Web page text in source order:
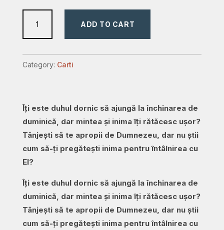
devoționale
care
ajuta
să-
ți
pregătești
inima
pentru
ADD TO CART
Category: Carti
Îți este duhul dornic să ajungă la închinarea de
duminică, dar mintea și inima îți rătăcesc ușor?
Tânjești să te apropii de Dumnezeu, dar nu știi
cum să-ți pregătești inima pentru întâlnirea cu
El?
Îți este duhul dornic să ajungă la închinarea de
duminică, dar mintea și inima îți rătăcesc ușor?
Tânjești să te apropii de Dumnezeu, dar nu știi
cum să-ți pregătești inima pentru întâlnirea cu